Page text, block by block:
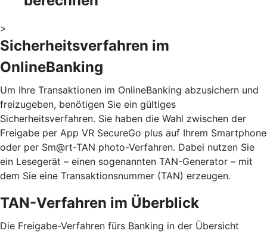
>
Sicherheitsverfahren im
OnlineBanking
Um Ihre Transaktionen im OnlineBanking abzusichern und
freizugeben, benötigen Sie ein gültiges
Sicherheitsverfahren. Sie haben die Wahl zwischen der
Freigabe per App VR SecureGo plus auf Ihrem Smartphone
oder per Sm@rt-TAN photo-Verfahren. Dabei nutzen Sie
ein Lesegerät – einen sogenannten TAN-Generator – mit
dem Sie eine Transaktionsnummer (TAN) erzeugen.
TAN-Verfahren im Überblick
Die Freigabe-Verfahren fürs Banking in der Übersicht